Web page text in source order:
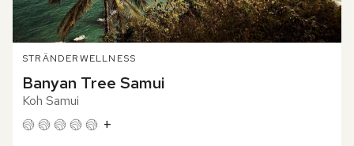
STRÄNDERWELLNESS
Banyan Tree Samui
Koh Samui
+